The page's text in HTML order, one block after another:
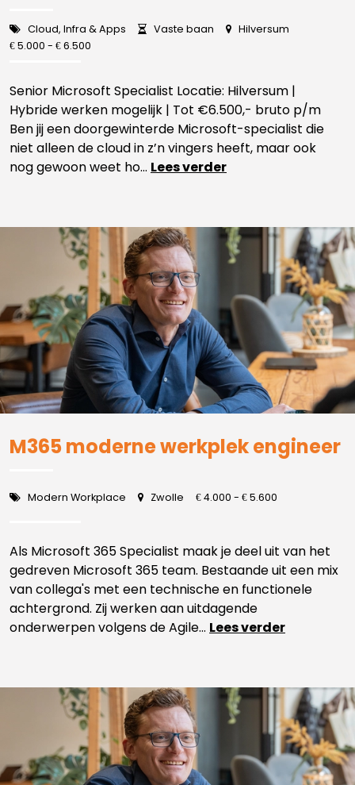
Cloud, Infra & Apps Vaste baan Hilversum
€ 5.000 - € 6.500
Senior Microsoft Specialist Locatie: Hilversum |
Hybride werken mogelijk | Tot €6.500,- bruto p/m
Ben jij een doorgewinterde Microsoft-specialist die
niet alleen de cloud in z’n vingers heeft, maar ook
nog gewoon weet ho... Lees verder
M365 moderne werkplek engineer
Modern Workplace Zwolle € 4.000 - € 5.600
Als Microsoft 365 Specialist maak je deel uit van het
gedreven Microsoft 365 team. Bestaande uit een mix
van collega's met een technische en functionele
achtergrond. Zij werken aan uitdagende
onderwerpen volgens de Agile... Lees verder